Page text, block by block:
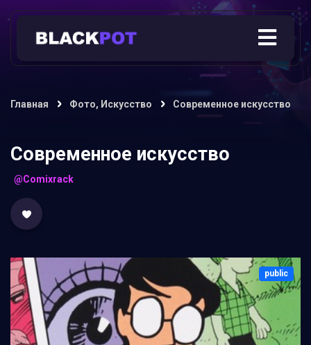
Главная Фото, Искусство Современное искусство
Современное искусство
@Comixrack
public